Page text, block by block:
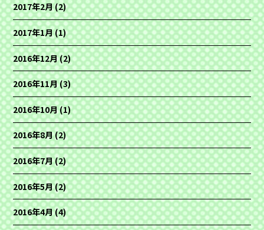
2017年2月(2)
2017年1月(1)
2016年12月(2)
2016年11月(3)
2016年10月(1)
2016年8月(2)
2016年7月(2)
2016年5月(2)
2016年4月(4)